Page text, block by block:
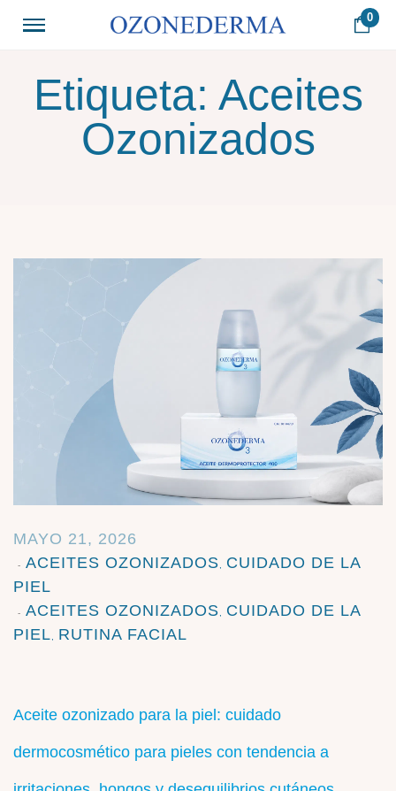
0
Etiqueta: Aceites
Ozonizados
MAYO 21, 2026
ACEITES OZONIZADOS CUIDADO DE LA
PIEL
ACEITES OZONIZADOS CUIDADO DE LA
PIEL RUTINA FACIAL
Aceite ozonizado para la piel: cuidado
dermocosmético para pieles con tendencia a